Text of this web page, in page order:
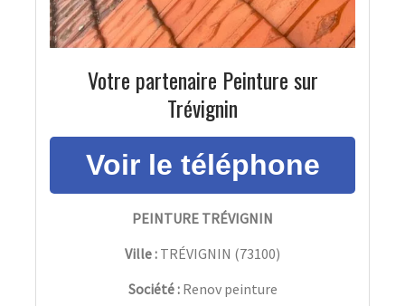
Votre partenaire Peinture sur
Trévignin
PEINTURE TRÉVIGNIN
Ville : TRÉVIGNIN (73100)
Société : Renov peinture